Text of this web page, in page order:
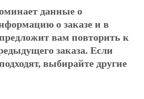
данные о
о заказе и в
вам повторить к
заказа. Если
выбирайте другие